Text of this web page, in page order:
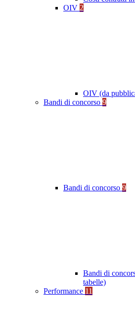
OIV 2
OIV (da
Bandi di concorso 9
Bandi di concorso 9
Bandi di
tabelle)
Performance 11